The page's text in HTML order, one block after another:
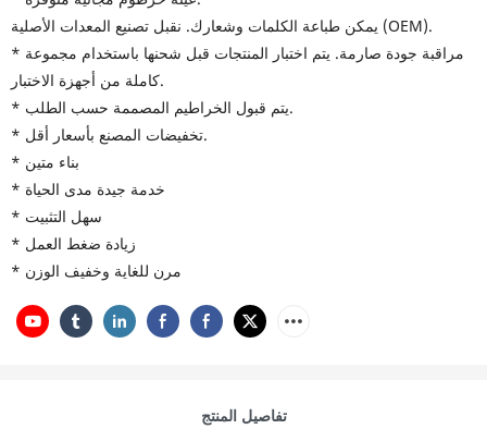
يمكن طباعة الكلمات وشعارك. نقبل تصنيع المعدات الأصلية (OEM).
* مراقبة جودة صارمة. يتم اختبار المنتجات قبل شحنها باستخدام مجموعة
كاملة من أجهزة الاختبار.
* يتم قبول الخراطيم المصممة حسب الطلب.
* تخفيضات المصنع بأسعار أقل.
* بناء متين
* خدمة جيدة مدى الحياة
* سهل التثبيت
* زيادة ضغط العمل
* مرن للغاية وخفيف الوزن
تفاصيل المنتج